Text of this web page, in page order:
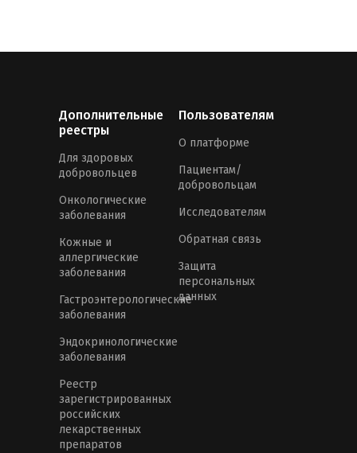
Дополнительные
реестры
Для здоровых
добровольцев
Онкологические
заболевания
Кожные и
аллергические
заболевания
Гастроэнтерологические
заболевания
Эндокринологические
заболевания
Реестр
зарегистрированных
российских
лекарственных
препаратов
Пользователям
О платформе
Пациентам/
добровольцам
Исследователям
Обратная связь
Защита
персональных
данных